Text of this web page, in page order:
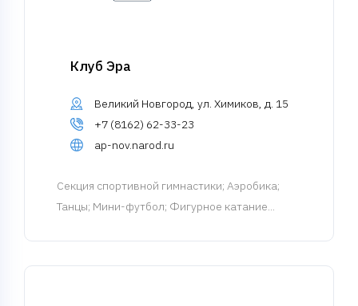
Клуб Эра
Великий Новгород, ул. Химиков, д. 15
+7 (8162) 62-33-23
ap-nov.narod.ru
Cекция спортивной гимнастики; Аэробика;
Танцы; Мини-футбол; Фигурное катание...